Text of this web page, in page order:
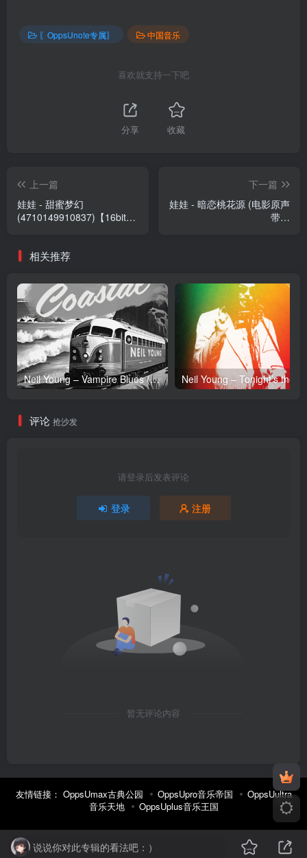
〖OppsUnote专属〗 中国音乐
喜欢就支持一下吧
分享 收藏
上一篇
娃娃 - 甜蜜梦幻
(4710149910837)【16bit／
下一篇
娃娃 - 暗恋桃花源 (电影原声
带) -
相关推荐
Neil Young – Vampire Blues (Live) – Single(054391239303)【24bit／96.0kHz】土耳其区
评论 抢沙发
请登录后发表评论
登录 注册
暂无评论内容
友情链接： OppsUmax古典公园 OppsUpro音乐帝国
OppsUultra
音乐天地
OppsUplus音乐王国
说说你对此专辑的看法吧：）